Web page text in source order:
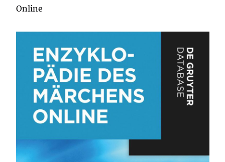
Online